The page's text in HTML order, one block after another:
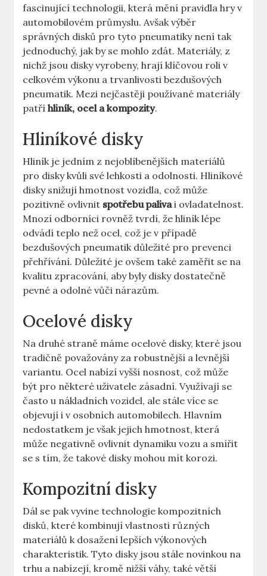
fascinující technologii, která⁢ mění pravidla hry v
automobilovém ⁣průmyslu. Avšak ⁤výběr
správných disků pro⁣ tyto pneumatiky není tak
jednoduchý, jak by‌ se mohlo zdát. Materiály, z
⁣nichž jsou disky ⁣vyrobeny, hrají klíčovou roli ⁤v‌
celkovém výkonu a trvanlivosti‍ bezdušových
pneumatik. ‌Mezi nejčastěji používané⁢ materiály
patříhliník, ocel a kompozity.
Hliníkové disky
Hliník je ⁤jedním z nejoblíbenějších materiálů
pro disky⁤ kvůli své lehkosti a odolnosti. ⁣Hliníkové
‍disky snižují⁣ hmotnost⁤ vozidla, což‌ může
pozitivně ovlivnit​ spotřebu‍ palivai ovladatelnost.
Mnozí ‌odborníci rovněž tvrdí, že hliník lépe
‌odvádí‌ teplo než ‍ocel, což je v⁢ případě
bezdušových pneumatik⁣ důležité pro⁣ prevenci
přehřívání. Důležité je ovšem také zaměřit se​ na
kvalitu ‍zpracování, aby byly disky dostatečně
pevné a odolné vůči nárazům.
Ocelové disky
Na druhé straně máme‌ ocelové‌ disky, které jsou
tradičně považovány za robustnější a​ levnější
⁤variantu. Ocel nabízí ‍vyšší nosnost, ‌což může
být‌ pro některé uživatele zásadní. Využívají‍ se
často⁣ u nákladních vozidel, ale ‌stále‍ více se
objevují i v osobních automobilech.⁤ Hlavním
nedostatkem je však jejich hmotnost, která
může negativně ovlivnit dynamiku vozu a smířit
se ⁢s ⁢tím, ⁤že takové‍ disky mohou ⁢mít korozi.
Kompozitní disky
Dál se pak vyvine technologie kompozitních
disků,‌ které kombinují vlastnosti různých
materiálů ‍k​ dosažení lepších výkonových
charakteristik. Tyto disky jsou ‌stále⁤ novinkou na
trhu ‌a nabízejí, kromě‍ nižší váhy, také větší